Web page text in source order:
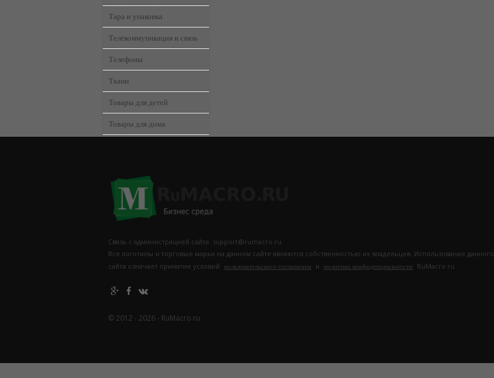
Тара и упаковка
Телекоммуникация и связь
Телефоны
Ткани
Товары для детей
Товары для дома
Связь с администрацией сайта: support@rumacro.ru.
Все логотипы и торговые марки на данном сайте являются собственностью их владельцев. Использование данного
сайта означает принятие условий
пользовательского соглашения и политики конфиденциальности RuMacro.ru
© 2012 - 2026 - RuMacro.ru